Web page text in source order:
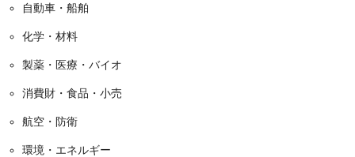
自動車・船舶
化学・材料
製薬・医療・バイオ
消費財・食品・小売
航空・防衛
環境・エネルギー